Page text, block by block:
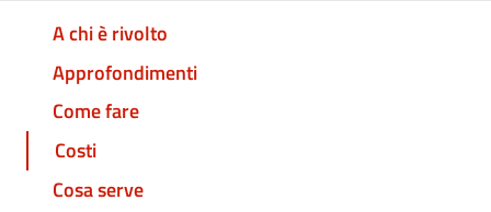
A chi è rivolto
Approfondimenti
Come fare
Costi
Cosa serve